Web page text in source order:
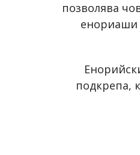
позволява
енориаши
подкрепа,